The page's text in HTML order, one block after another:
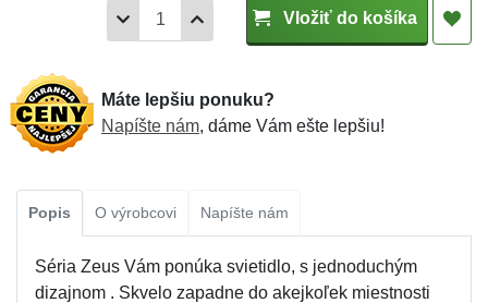
Vložiť do košíka
Máte lepšiu ponuku?
Napíšte nám, dáme Vám ešte lepšiu!
Popis O výrobcovi Napíšte nám
Séria Zeus Vám ponúka svietidlo, s jednoduchým
dizajnom . Skvelo zapadne do akejkoľek miestnosti